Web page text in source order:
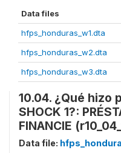
Data files
hfps_honduras_w1.dta
hfps_honduras_w2.dta
hfps_honduras_w3.dta
10.04. ¿Qué hizo
SHOCK 1?:
FINANCIE
Data file: